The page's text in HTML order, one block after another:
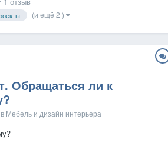
интерьера. Мы стараемся создавать
организованные пространства без лишних
(и ещё 2 )
Обращаться ли к
Мебель и дизайн интерьера